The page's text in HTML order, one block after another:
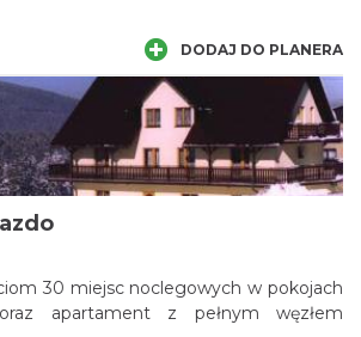
DODAJ DO PLANERA
30 miejsc noclegowych w pokojach
apartament z pełnym węzłem